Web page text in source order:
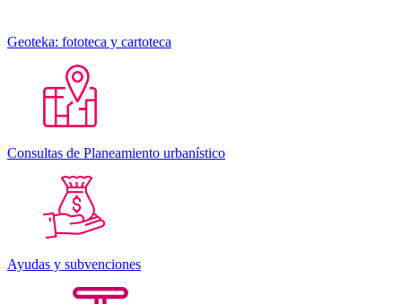
Geoteka: fototeca y cartoteca
Consultas de Planeamiento urbanístico
Ayudas y subvenciones